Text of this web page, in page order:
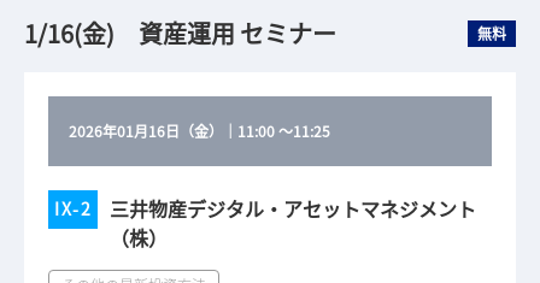
1/16(金) 資産運用 セミナー 無料
2026年01月16日（金） 11:00～11:25
IX-2
三井物産デジタル・アセットマネジメント
（株）